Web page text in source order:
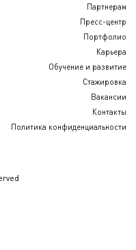
Партнерам
Пресс-центр
Портфолио
Карьера
Обучение и развитие
Стажировка
Вакансии
Контакты
Политика конфиденциальности